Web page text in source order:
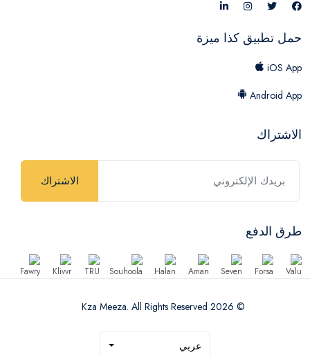
حمل تطبيق كذا ميزة
iOS App
Android App
الاشتراك
الاشتراك
طرق الدفع
© 2026 Kza Meeza. All Rights Reserved
عربي